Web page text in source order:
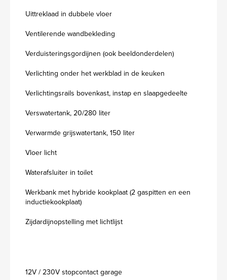
Uittreklaad in dubbele vloer
Ventilerende wandbekleding
Verduisteringsgordijnen (ook beeldonderdelen)
Verlichting onder het werkblad in de keuken
Verlichtingsrails bovenkast, instap en slaapgedeelte
Verswatertank, 20/280 liter
Verwarmde grijswatertank, 150 liter
Vloer licht
Waterafsluiter in toilet
Werkbank met hybride kookplaat (2 gaspitten en een
inductiekookplaat)
Zijdardijnopstelling met lichtlijst
12V / 230V stopcontact garage